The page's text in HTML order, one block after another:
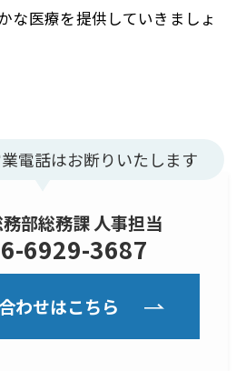
な医療を提供していきましょ
電話はお断りいたします
部総務課 人事担当
6929-3687
わせはこちら